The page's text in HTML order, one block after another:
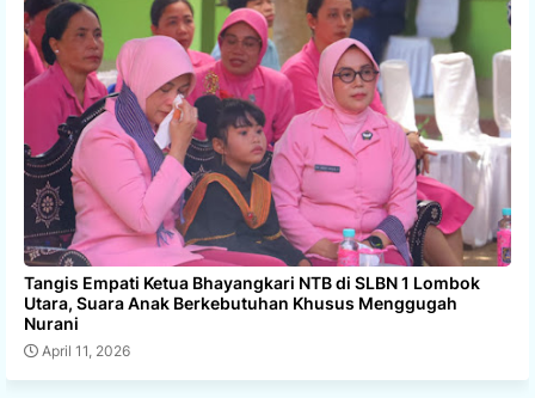
Tangis Empati Ketua Bhayangkari NTB di SLBN 1 Lombok
Utara, Suara Anak Berkebutuhan Khusus Menggugah
Nurani
April 11, 2026